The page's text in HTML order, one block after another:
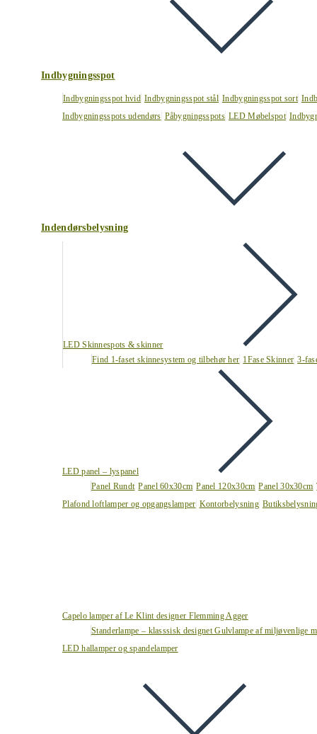
Indbygningsspot
Indbygningsspot hvid Indbygningsspot stål Indbygningsspot sort
Indbygningsspots udendørs Påbygningsspots LED Møbelspot
Indendørsbelysning
LED Skinnespots & skinner
Find 1-faset skinnesystem og tilbehør her 1Fase Skinner 3-
LED panel – lyspanel
Panel Rundt Panel 60x30cm Panel 120x30cm Panel 30x30cm
Plafond loftlamper og opgangslamper Kontorbelysning
Capelo lamper af Le Klint designer Flemming Agger
Standerlampe – klasssisk designet Gulvlampe af miljøvenlige
LED hallamper og spandelamper